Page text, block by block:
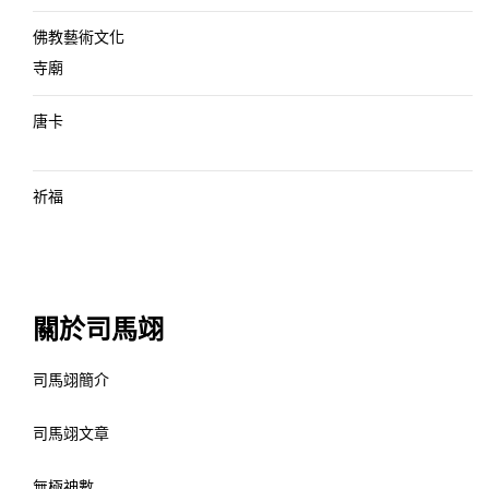
佛教藝術文化
寺廟
唐卡
祈福
關於司馬翊
司馬翊簡介
司馬翊文章